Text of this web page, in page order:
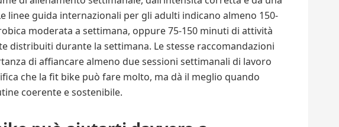
linee guida internazionali per gli adulti indicano almeno 150-
moderata a settimana, oppure 75-150 minuti di attività
distribuiti durante la settimana. Le stesse raccomandazioni
di affiancare almeno due sessioni settimanali di lavoro
che la fit bike può fare molto, ma dà il meglio quando
coerente e sostenibile.